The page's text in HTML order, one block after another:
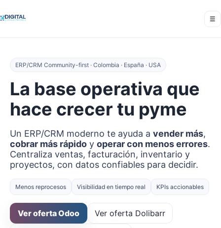
☰
ERP/CRM Community-first · Colombia · España · USA
La base operativa que
hace crecer tu pyme
Un ERP/CRM moderno te ayuda a vender más,
cobrar más rápido y operar con menos errores.
Centraliza ventas, facturación, inventario y
proyectos, con datos confiables para decidir.
Menos reprocesos Visibilidad en tiempo real KPIs accionables
Ver oferta Odoo Ver oferta Dolibarr